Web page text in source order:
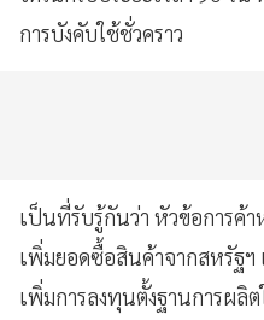
การบังคับใช้ชั่วคราว
เป็นที่รับรู้กันว่า หัวข้อการค้
เพิ่มยอดซื้อสินค้าจากสหรัฐฯ
เพิ่มการลงทุนตั้งฐานการผลิ